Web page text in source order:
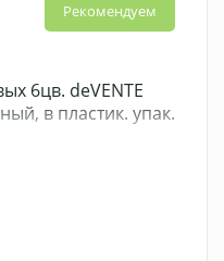
Рекомендуем
6цв. deVENTE
в пластик. упак.